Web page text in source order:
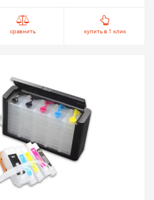
сравнить купить в 1 клик